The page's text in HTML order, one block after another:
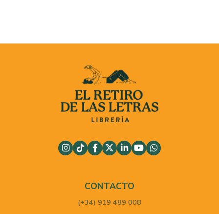
CONTACTO
(+34) 919 489 008